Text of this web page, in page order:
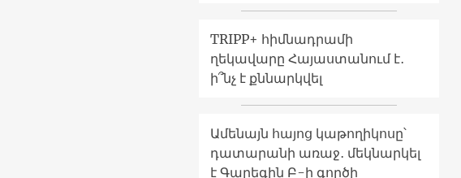
TRIPP+ հիմնադրամի
ղեկավարը Հայաստանում է․
ի՞նչ է քննարկվել
Ամենայն հայոց կաթողիկոսը՝
դատարանի առաջ․ մեկնարկել
է Գարեգին Բ-ի գործի